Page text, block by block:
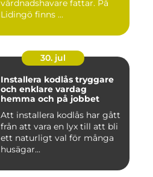
vårdnadshavare fattar. På
Lidingö finns ...
30. jul
Installera kodlås tryggare
och enklare vardag
hemma och på jobbet
Att installera kodlås har gått
från att vara en lyx till att bli
ett naturligt val för många
husägar...